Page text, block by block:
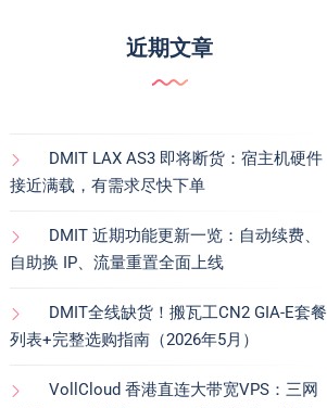
近期文章
DMIT LAX AS3 即将断货：宿主机硬件
接近满载，有需求尽快下单
DMIT 近期功能更新一览：自动续费、
自助换 IP、流量重置全面上线
DMIT全线缺货！搬瓦工CN2 GIA-E套餐
列表+完整选购指南（2026年5月）
VollCloud 香港直连大带宽VPS：三网